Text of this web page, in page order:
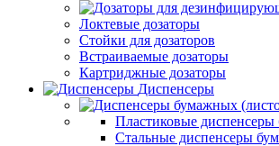
Локтевые дозаторы
Стойки для дозаторов
Встраиваемые дозаторы
Картриджные дозаторы
Диспенсеры
Пластиковые
Стальные диспенсеры